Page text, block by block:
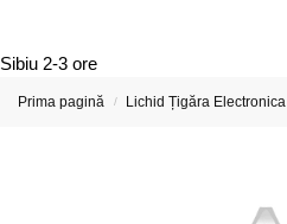
Sibiu 2-3 ore
Prima pagină / Lichid Țigăra Electronica